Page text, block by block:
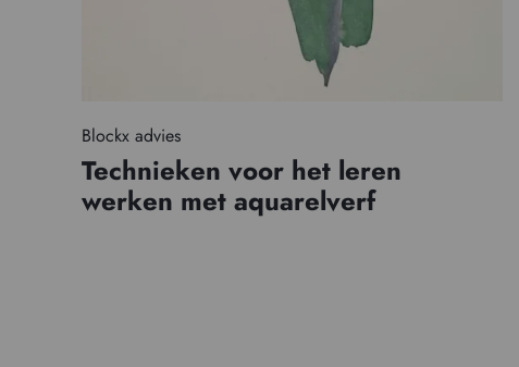
Blockx advies
Technieken voor het leren
werken met aquarelverf